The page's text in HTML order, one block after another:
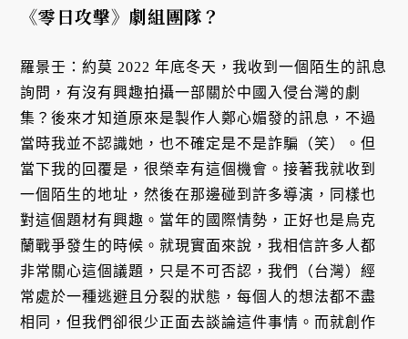
《零日攻擊》劇組團隊？
羅景壬：約莫 2022 年底冬天，我收到一個陌生的訊息
詢問，有沒有興趣拍攝一部關於中國入侵台灣的劇
集？後來才知道原來是製作人鄭心媚發的訊息，不過
當時我並不認識她，也不確定是不是詐騙（笑）。但
當下我的回覆是，很榮幸有這個機會。接著我就收到
一個陌生的地址，然後在那邊碰到許多導演，同樣也
對這個題材有興趣。當年的國際情勢，正好也是烏克
蘭戰爭發生的時候。就現實面來說，我相信許多人都
非常關心這個議題，只是不可否認，我們（台灣）經
常處於一種逃避且分裂的狀態，每個人的想法都不盡
相同，但我們卻很少正面去談論這件事情。而就創作